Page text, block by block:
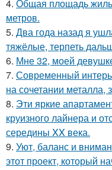
4. Общая площадь
метров.
5. Два года назад я
тяжёлые, терпеть
6. Мне 32, моей
7. Современный
на сочетании металла,
8. Эти яркие
круизного лайнера и
середины XX века.
9. Уют, баланс и
этот проект, который